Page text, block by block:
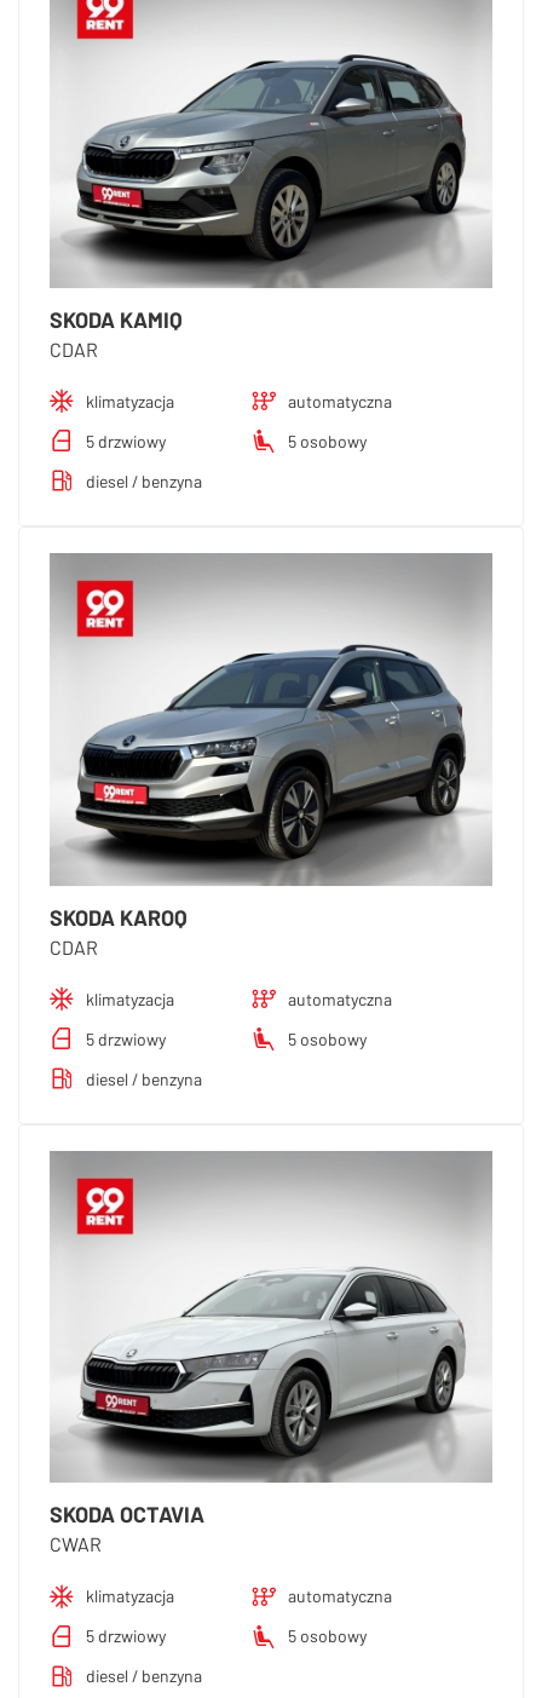
SKODA KAMIQ
CDAR
klimatyzacja
automatyczna
5 drzwiowy
5 osobowy
diesel / benzyna
SKODA KAROQ
CDAR
klimatyzacja
automatyczna
5 drzwiowy
5 osobowy
diesel / benzyna
SKODA OCTAVIA
CWAR
klimatyzacja
automatyczna
5 drzwiowy
5 osobowy
diesel / benzyna